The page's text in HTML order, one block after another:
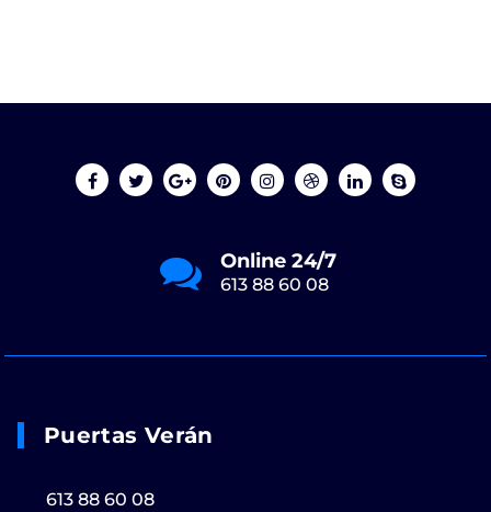
Online 24/7
613 88 60 08
Puertas Verán
613 88 60 08